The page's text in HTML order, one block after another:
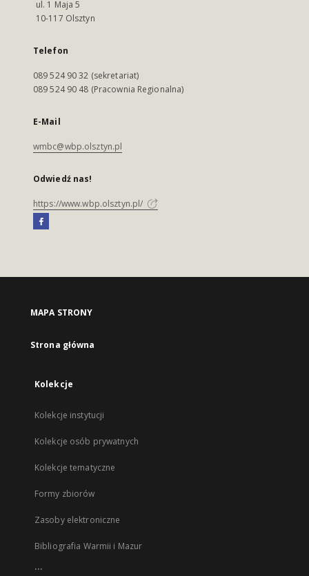
ul. 1 Maja 5
10-117 Olsztyn
Telefon
089 524 90 32 (sekretariat)
089 524 90 48 (Pracownia Regionalna)
E-Mail
wmbc@wbp.olsztyn.pl
Odwiedź nas!
https://www.wbp.olsztyn.pl/
MAPA STRONY
Strona główna
Kolekcje
Kolekcje instytucji
Kolekcje osób prywatnych
Kolekcje tematyczne
Formy zbiorów
Zasoby elektroniczne
Bibliografia Warmii i Mazur
...